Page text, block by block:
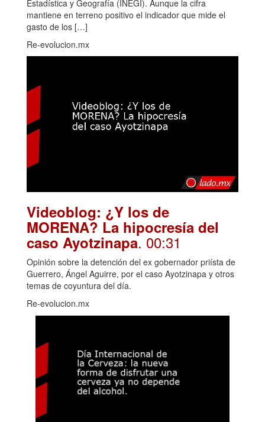
Estadística y Geografía (INEGI). Aunque la cifra
mantiene en terreno positivo el indicador que mide el
gasto de los […]
Re-evolucion.mx
Videoblog: ¿Y los de
MORENA? La hipocresía del
caso Ayotzinapa. 00:31
Opinión sobre la detención del ex gobernador priísta de
Guerrero, Ángel Aguirre, por el caso Ayotzinapa y otros
temas de coyuntura del día.
Re-evolucion.mx